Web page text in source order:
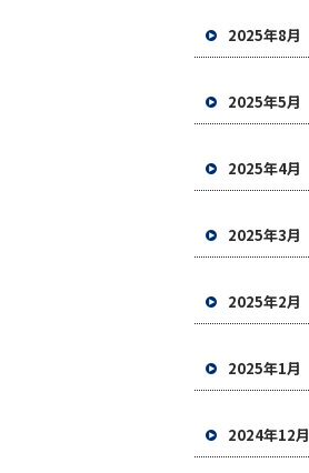
2025年8月
2025年5月
2025年4月
2025年3月
2025年2月
2025年1月
2024年12月